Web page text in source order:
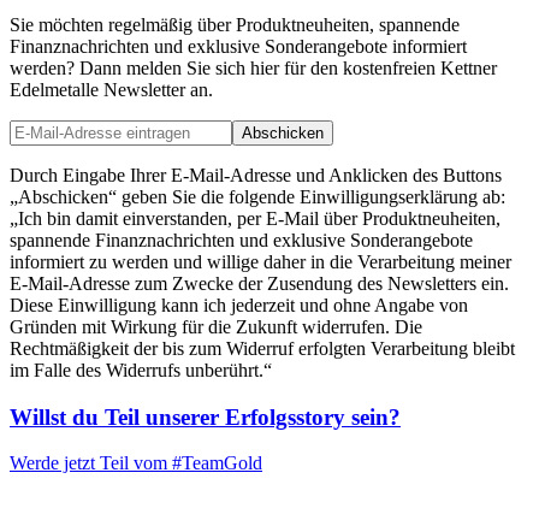
Sie möchten regelmäßig über Produktneuheiten, spannende
Finanznachrichten und exklusive Sonderangebote informiert
werden? Dann melden Sie sich hier für den kostenfreien Kettner
Edelmetalle Newsletter an.
Abschicken
Durch Eingabe Ihrer E-Mail-Adresse und Anklicken des Buttons
„Abschicken“ geben Sie die folgende Einwilligungserklärung ab:
„Ich bin damit einverstanden, per E-Mail über Produktneuheiten,
spannende Finanznachrichten und exklusive Sonderangebote
informiert zu werden und willige daher in die Verarbeitung meiner
E-Mail-Adresse zum Zwecke der Zusendung des Newsletters ein.
Diese Einwilligung kann ich jederzeit und ohne Angabe von
Gründen mit Wirkung für die Zukunft widerrufen. Die
Rechtmäßigkeit der bis zum Widerruf erfolgten Verarbeitung bleibt
im Falle des Widerrufs unberührt.“
Willst du Teil unserer Erfolgsstory sein?
Werde jetzt Teil vom #TeamGold